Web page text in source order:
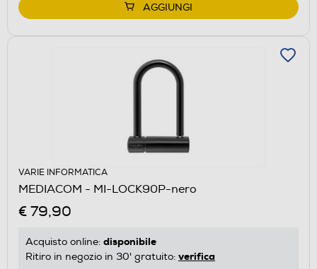
AGGIUNGI
VARIE INFORMATICA
MEDIACOM - MI-LOCK90P-nero
€ 79,90
Acquisto online: disponibile
Ritiro in negozio in 30' gratuito: verifica